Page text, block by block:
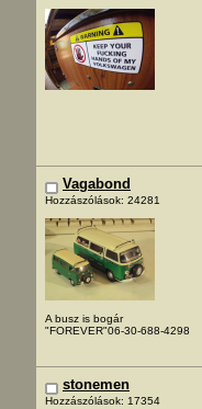
Vagabond
Hozzászólások: 24281
A busz is bogár
"FOREVER"06-30-688-4298
stonemen
Hozzászólások: 17354